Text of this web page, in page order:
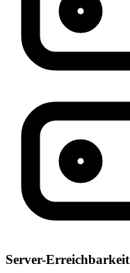
Server-Erreichbarkeit